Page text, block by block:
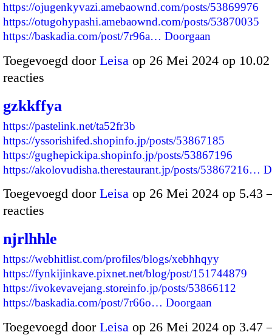
https://ojugenkyvazi.amebaownd.com/posts/53869976
https://otugohypashi.amebaownd.com/posts/53870035
https://baskadia.com/post/7r96a… Doorgaan
Toegevoegd door Leisa op 26 Mei 2024 op
reacties
gzkkffya
https://pastelink.net/ta52fr3b
https://yssorishifed.shopinfo.jp/posts/53867185
https://gughepickipa.shopinfo.jp/posts/53867196
https://akolovudisha.therestaurant.jp/posts/53867216…
Toegevoegd door Leisa op 26 Mei 2024 op 5.43
reacties
njrlhhle
https://webhitlist.com/profiles/blogs/xebhhqyy
https://fynkijinkave.pixnet.net/blog/post/151744879
https://ivokevavejang.storeinfo.jp/posts/53866112
https://baskadia.com/post/7r66o… Doorgaan
Toegevoegd door Leisa op 26 Mei 2024 op 3.47